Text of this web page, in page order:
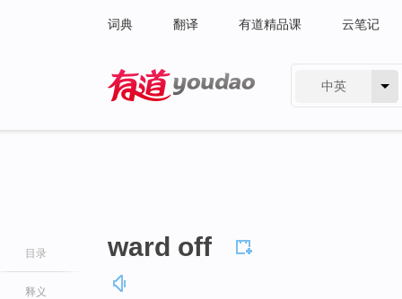
词典 翻译 有道精品课 云笔记
中英
目录
释义
ward off